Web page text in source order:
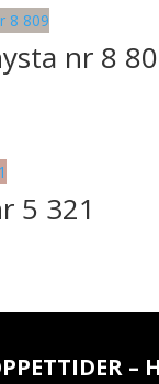
kr.
nr 8
kr.
5 321
kr.